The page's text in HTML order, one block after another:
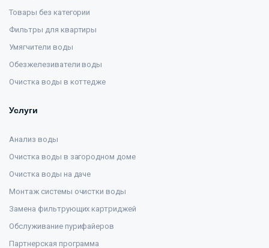
Товары без категории
Фильтры для квартиры
Умягчители воды
Обезжелезиватели воды
Очистка воды в коттедже
Услуги
Анализ воды
Очистка воды в загородном доме
Очистка воды на даче
Монтаж системы очистки воды
Замена фильтрующих картриджей
Обслуживание пурифайеров
Партнерская программа